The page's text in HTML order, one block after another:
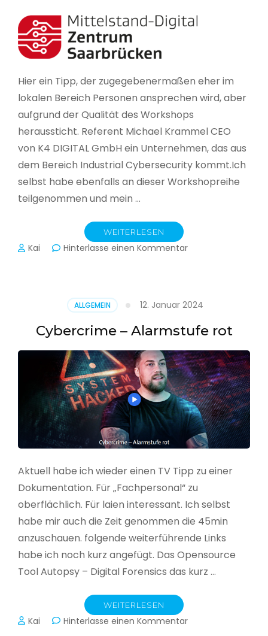
in
Deutschland
Hier ein Tipp, der zugegebenermaßen eher im
lokalen Bereich Personen ansprechen wird, aber
aufgrund der Qualität des Workshops
heraussticht. Referent Michael Krammel CEO
von K4 DIGITAL GmbH ein Unternehmen, das aus
dem Bereich Industrial Cybersecurity kommt.Ich
selbst habe ebenfalls an dieser Workshopreihe
teilgenommen und mein …
WEITERLESEN
Kai Hinterlasse einen Kommentarzu
Produktion
ALLGEMEIN 12. Januar 2024
Cybercrime – Alarmstufe rot
Aktuell habe ich wieder einen TV Tipp zu einer
Dokumentation. Für „Fachpersonal“ zu
oberflächlich. Für laien interessant. Ich selbst
habe mir auch die Zeit genommen die 45min
anzuschauen. folgende weiterführende Links
habe ich noch kurz angefügt. Das Opensource
Tool Autopsy – Digital Forensics das kurz …
WEITERLESEN
Kai Hinterlasse einen Kommentarzu